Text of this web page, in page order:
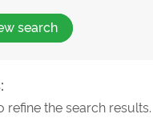
search
refine the search results.